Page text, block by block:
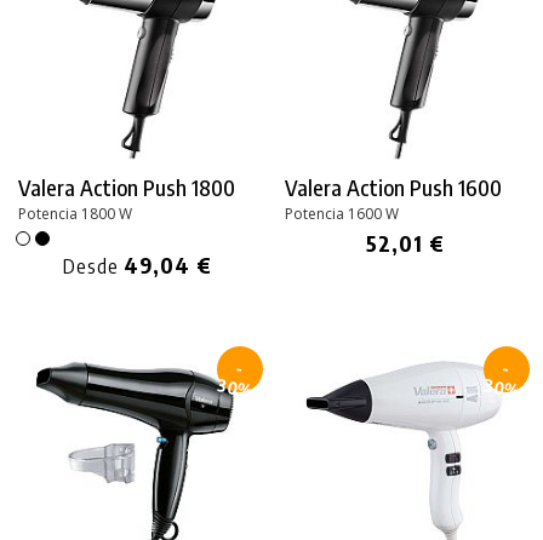
Valera Action Push 1800
Potencia 1800 W
Desde 49,04 €
Valera Action Push 1600
Potencia 1600 W
52,01 €
-
30%
-
30%